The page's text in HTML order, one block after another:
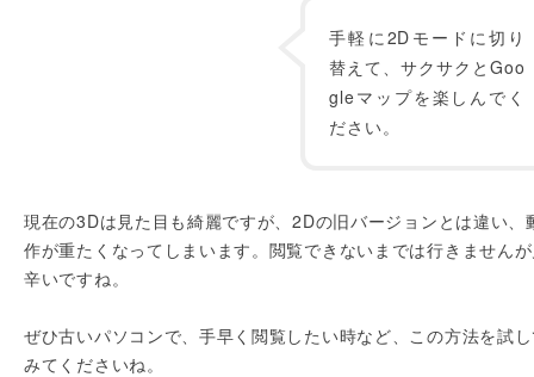
手軽に2Dモードに切り
替えて、サクサクとGoo
gleマップを楽しんでく
ださい。
現在の3Dは見た目も綺麗ですが、2Dの旧バージョンとは違い、
作が重たくなってしまいます。閲覧できないまでは行きません
辛いですね。
ぜひ古いパソコンで、手早く閲覧したい時など、この方法を試
みてくださいね。